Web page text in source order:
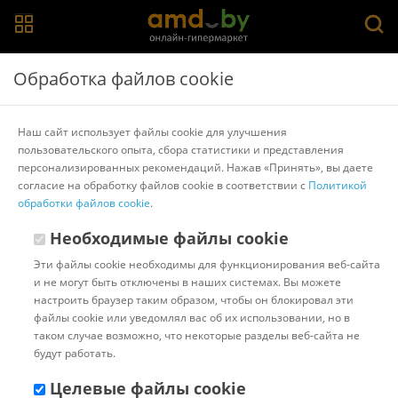
Главная > Каталог товаров Пневматические краскопульты
Сортировать: Популярные
Код:7383311 В наличии
JL887 12 HVLP
Доставка в г.Минск 11 августа
с 18:00 до 22:00.Стоимость:
10.00 ƃ
Обработка файлов cookie
Наш сайт использует файлы cookie для улучшения
пользовательского опыта, сбора статистики и представления
персонализированных рекомендаций. Нажав «Принять», вы даете
согласие на обработку файлов cookie в соответствии с Политикой
обработки файлов cookie.
Необходимые файлы cookie
Эти файлы cookie необходимы для функционирования веб-сайта
и не могут быть отключены в наших системах. Вы можете
настроить браузер таким образом, чтобы он блокировал эти
файлы cookie или уведомлял вас об их использовании, но в
таком случае возможно, что некоторые разделы веб-сайта не
будут работать.
Целевые файлы cookie